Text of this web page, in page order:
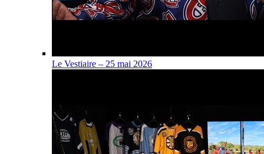
Le Vestiaire – 25 mai 2026